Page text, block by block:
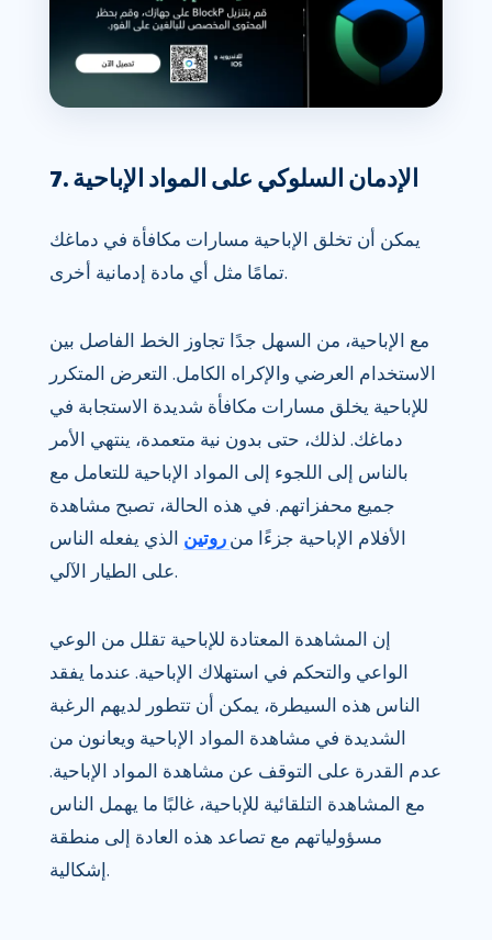
7. الإدمان السلوكي على المواد الإباحية
يمكن أن تخلق الإباحية مسارات مكافأة في دماغك
تمامًا مثل أي مادة إدمانية أخرى.
مع الإباحية، من السهل جدًا تجاوز الخط الفاصل بين
الاستخدام العرضي والإكراه الكامل. التعرض المتكرر
للإباحية يخلق مسارات مكافأة شديدة الاستجابة في
دماغك. لذلك، حتى بدون نية متعمدة، ينتهي الأمر
بالناس إلى اللجوء إلى المواد الإباحية للتعامل مع
جميع محفزاتهم. في هذه الحالة، تصبح مشاهدة
الأفلام الإباحية جزءًا من روتين الذي يفعله الناس
على الطيار الآلي.
إن المشاهدة المعتادة للإباحية تقلل من الوعي
الواعي والتحكم في استهلاك الإباحية. عندما يفقد
الناس هذه السيطرة، يمكن أن تتطور لديهم الرغبة
الشديدة في مشاهدة المواد الإباحية ويعانون من
عدم القدرة على التوقف عن مشاهدة المواد الإباحية.
مع المشاهدة التلقائية للإباحية، غالبًا ما يهمل الناس
مسؤولياتهم مع تصاعد هذه العادة إلى منطقة
إشكالية.